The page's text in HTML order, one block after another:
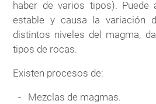
haber de varios tipos). Puede
estable y causa la variación
distintos niveles del magma,
tipos de rocas.
Existen procesos de:
Mezclas de magmas.